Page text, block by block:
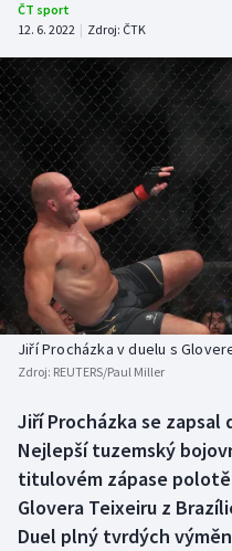
DALŠÍ SPORTY
Americký fotbal
Baseball a softbal
Basketbal
Biatlon
Boby a skeleton
Box
Curling
Dostihy
NEPŘEHLÉDNĚTE
Soutěže
Historické návraty
Aplikace ČT sport
AZ kvíz
ČT sport
12. 6. 2022 | Zdroj: ČTK
Jiří Procházka v duelu s
Zdroj: REUTERS/Paul Miller
Jiří Procházka se zapsal
Nejlepší tuzemský
titulovém zápase
Glovera Teixeiru z
Duel plný tvrdých